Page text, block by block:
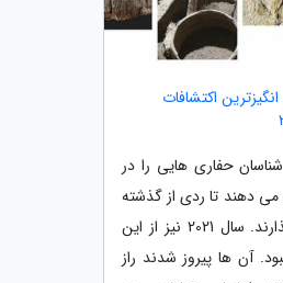
اکتشافات
حفاری هایی را در
می دهند تا ردی از گذشته
را به نمایش بگذارند. سال 2021 نیز از این
آن ها پیروز شدند راز